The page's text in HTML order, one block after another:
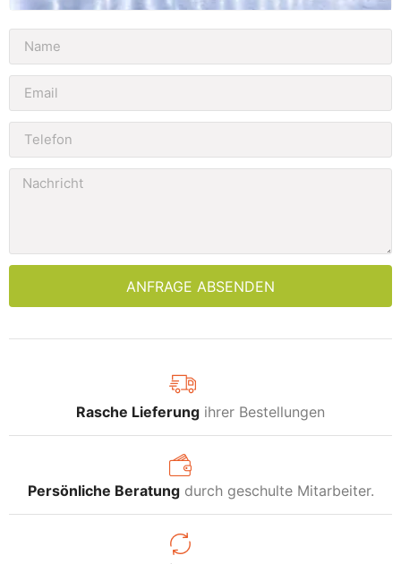
ANFRAGE ABSENDEN
Rasche Lieferung ihrer Bestellungen
Persönliche Beratungdurch geschulte Mitarbeiter.